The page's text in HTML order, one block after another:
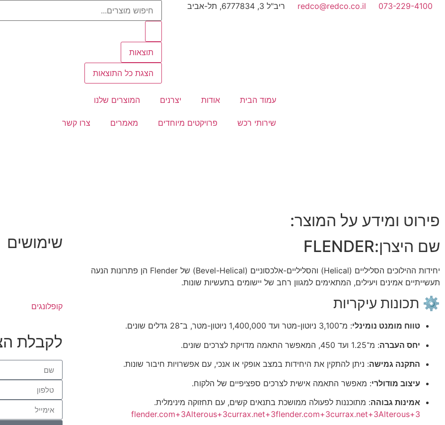
073-229-4100
redco@redco.co.il ריב"ל 3, 6777834, תל-אביב
תוצאות
הצגת כל התוצאות
עמוד הבית אודות יצרנים המוצרים שלנו
שירותי רכש פרויקטים מיוחדים מאמרים צרו קשר
פירוט ומידע על המוצר:
שם היצרן:FLENDER
יחידות ההילוכים הסליליים (Helical) והסליליים-אלכסוניים (Bevel-Helical) של Flender הן פתרונות הנעה
תעשייתיים אמינים ויעילים, המתאימים למגוון רחב של יישומים בתעשיות שונות.
⚙️ תכונות עיקריות
טווח מומנט נומינלי: מ־3,100 ניוטון-מטר ועד 1,400,000 ניוטון-מטר, ב־28 גדלים שונים.
יחס העברה: מ־1.25 ועד 450, המאפשר התאמה מדויקת לצרכים שונים.
התקנה גמישה: ניתן להתקין את היחידות במצב אופקי או אנכי, עם אפשרויות חיבור שונות.
עיצוב מודולרי: מאפשר התאמה אישית לצרכים ספציפיים של הלקוח.
אמינות גבוהה: מתוכננות לפעולה ממושכת בתנאים קשים, עם תחזוקה מינימלית.
flender.com+3Alterous+3currax.net+3flender.com+3currax.net+3Alterous+3
שימושים
קופלונגים
לקבלת